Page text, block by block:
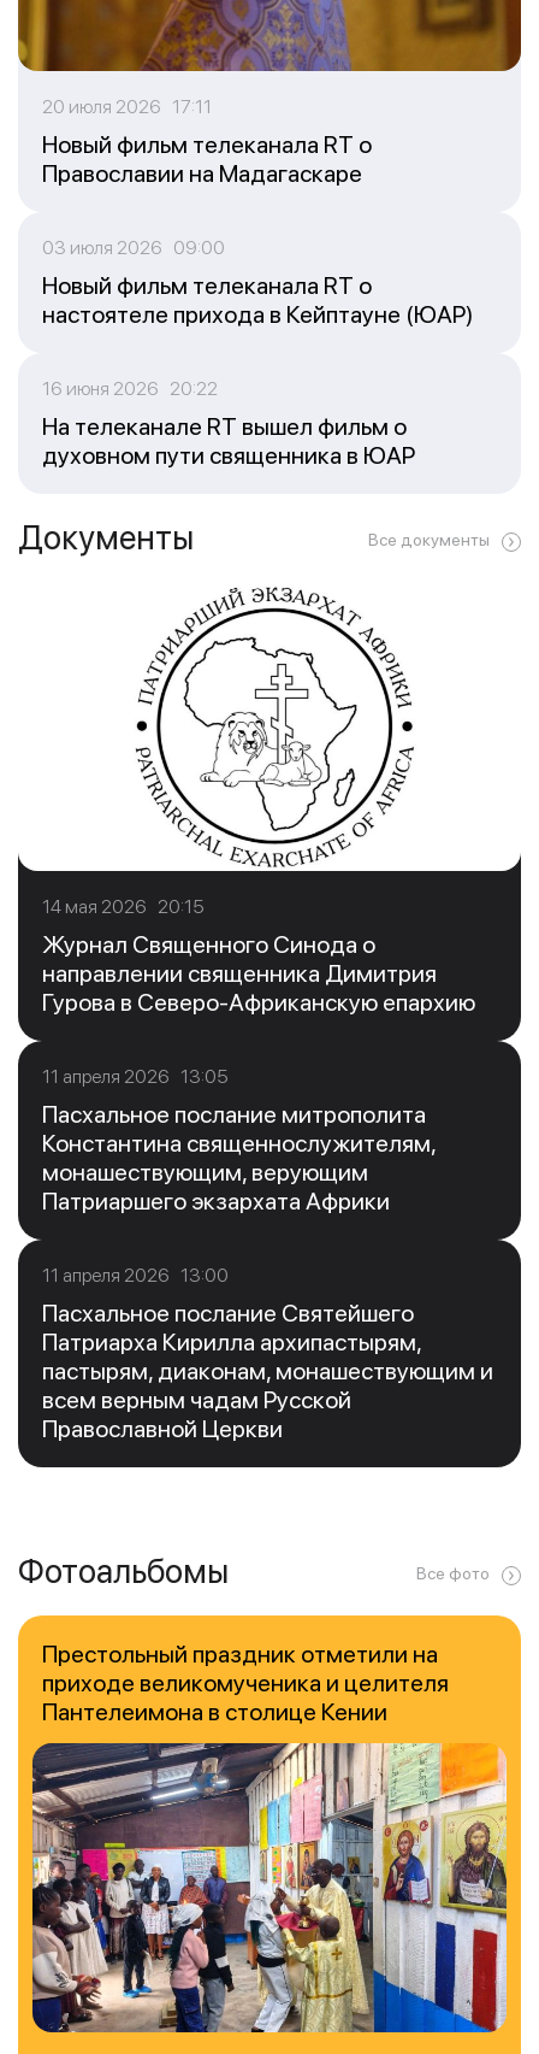
20 июля 2026 17:11
Новый фильм телеканала RT о
Православии на Мадагаскаре
03 июля 2026 09:00
Новый фильм телеканала RT о
настоятеле прихода в Кейптауне (ЮАР)
16 июня 2026 20:22
На телеканале RT вышел фильм о
духовном пути священника в ЮАР
Документы Все документы
14 мая 2026 20:15
Журнал Священного Синода о
направлении священника Димитрия
Гурова в Северо-Африканскую епархию
11 апреля 2026 13:05
Пасхальное послание митрополита
Константина священнослужителям,
монашествующим, верующим
Патриаршего экзархата Африки
11 апреля 2026 13:00
Пасхальное послание Святейшего
Патриарха Кирилла архипастырям,
пастырям, диаконам, монашествующим и
всем верным чадам Русской
Православной Церкви
Фотоальбомы Все фото
Престольный праздник отметили на
приходе великомученика и целителя
Пантелеимона в столице Кении